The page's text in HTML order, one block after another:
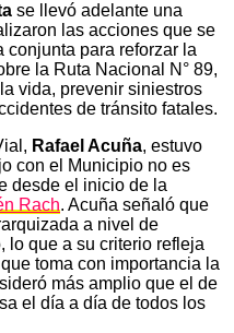
se llevó adelante una
las acciones que se
para reforzar la
la Ruta Nacional N° 89,
vida, prevenir siniestros
de tránsito fatales.
Rafael Acuña, estuvo
con el Municipio no es
desde el inicio de la
Rach. Acuña señaló que
a nivel de
lo que a su criterio refleja
toma con importancia la
más amplio que el de
el día a día de todos los